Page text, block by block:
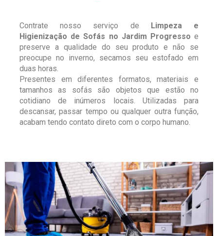
Contrate nosso serviço de Limpeza e
Higienização de Sofás no Jardim Progresso e
preserve a qualidade do seu produto e não se
preocupe no inverno, secamos seu estofado em
duas horas.
Presentes em diferentes formatos, materiais e
tamanhos as sofás são objetos que estão no
cotidiano de inúmeros locais. Utilizadas para
descansar, passar tempo ou qualquer outra função,
acabam tendo contato direto com o corpo humano.